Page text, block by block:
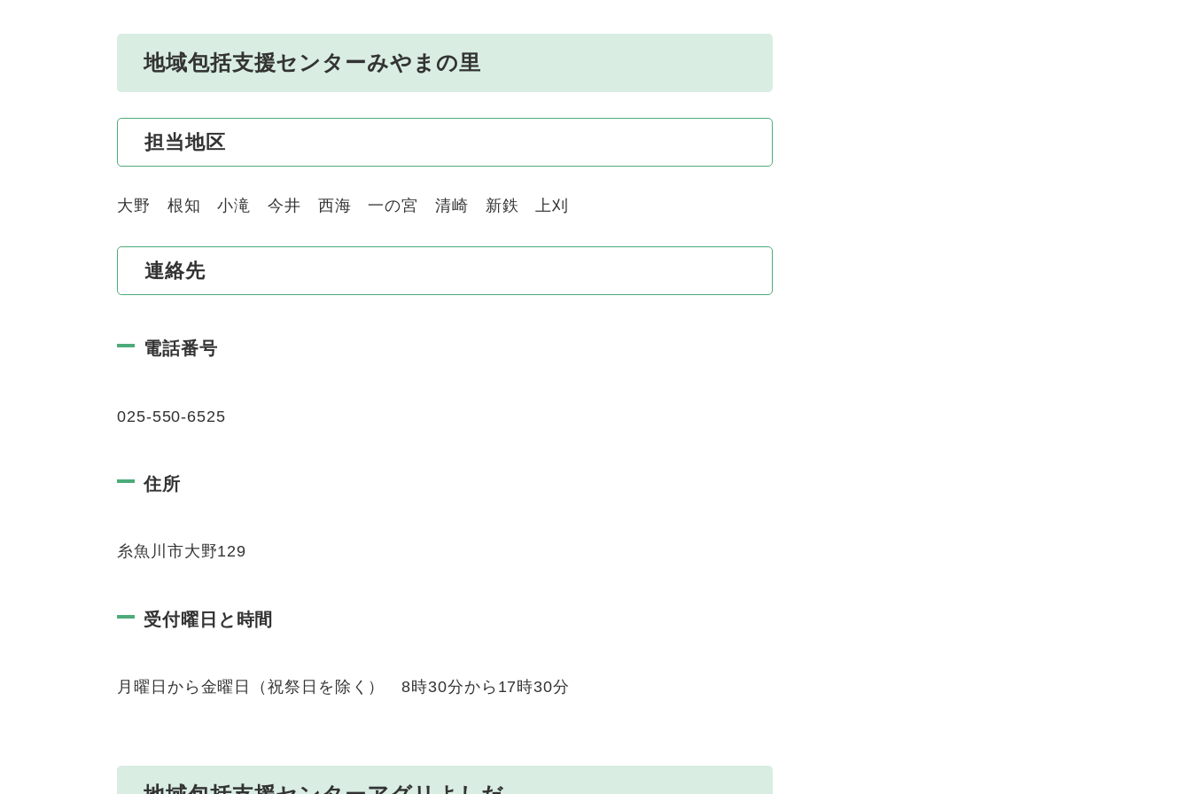
地域包括支援センターみやまの里
担当地区
大野 根知 小滝 今井 西海 一の宮 清崎 新鉄 上刈
連絡先
電話番号
025-550-6525
住所
糸魚川市大野129
受付曜日と時間
月曜日から金曜日（祝祭日を除く） 8時30分から17時30分